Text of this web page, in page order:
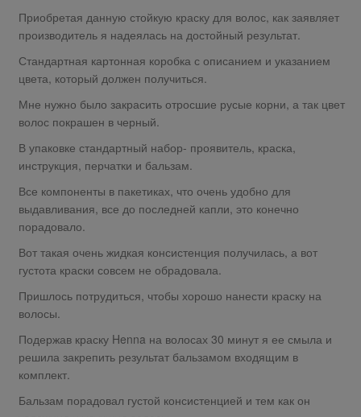
Приобретая данную стойкую краску для волос, как заявляет
производитель я надеялась на достойный результат.
Стандартная картонная коробка с описанием и указанием
цвета, который должен получиться.
Мне нужно было закрасить отросшие русые корни, а так цвет
волос покрашен в черный.
В упаковке стандартный набор- проявитель, краска,
инструкция, перчатки и бальзам.
Все компоненты в пакетиках, что очень удобно для
выдавливания, все до последней капли, это конечно
порадовало.
Вот такая очень жидкая консистенция получилась, а вот
густота краски совсем не обрадовала.
Пришлось потрудиться, чтобы хорошо нанести краску на
волосы.
Подержав краску Henna на волосах 30 минут я ее смыла и
решила закрепить результат бальзамом входящим в
комплект.
Бальзам порадовал густой консистенцией и тем как он